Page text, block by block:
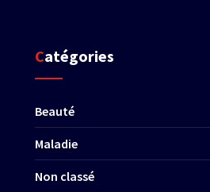
Catégories
Beauté
Maladie
Non classé